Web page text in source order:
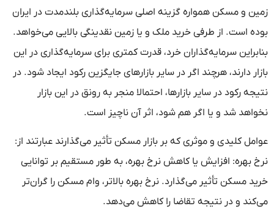
زمین و مسکن همواره گزینه اصلی سرمایه‌گذاری بلندمدت در ایران
بوده است. از طرفی خرید ملک و یا زمین نقدینگی بالایی می‌خواهد.
بنابراین سرمایه‌گذاران خرد، قدرت کمتری برای سرمایه‌گذاری در این
بازار دارند، هرچند اگر در سایر بازارهای جایگزین رکود ایجاد شود. در
نتیجه رکود در سایر بازارها، احتمالا منجر به رونق در این بازار
نخواهد شد و یا اگر هم شود، اثر آن ناچیز است.
عوامل کلیدی و موثری که بر بازار مسکن تأثیر می‌گذارند عبارتند از:
نرخ بهره: افزایش یا کاهش نرخ بهره، به طور مستقیم بر توانایی
خرید مسکن تأثیر می‌گذارد. نرخ بهره بالاتر، وام مسکن را گران‌تر
می‌کند و در نتیجه تقاضا را کاهش می‌دهد.